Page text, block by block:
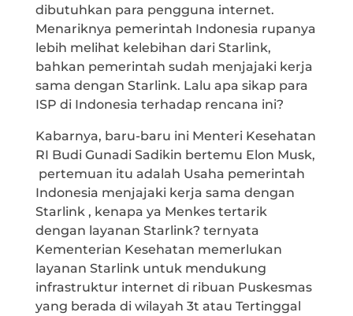
dibutuhkan para pengguna internet.
Menariknya pemerintah Indonesia rupanya
lebih melihat kelebihan dari Starlink,
bahkan pemerintah sudah menjajaki kerja
sama dengan Starlink. Lalu apa sikap para
ISP di Indonesia terhadap rencana ini?
Kabarnya, baru-baru ini Menteri Kesehatan
RI Budi Gunadi Sadikin bertemu Elon Musk,
pertemuan itu adalah Usaha pemerintah
Indonesia menjajaki kerja sama dengan
Starlink , kenapa ya Menkes tertarik
dengan layanan Starlink? ternyata
Kementerian Kesehatan memerlukan
layanan Starlink untuk mendukung
infrastruktur internet di ribuan Puskesmas
yang berada di wilayah 3t atau Tertinggal